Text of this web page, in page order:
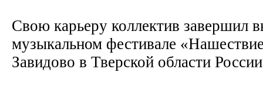
Свою карьеру коллектив завершил
музыкальном фестивале
Завидово в Тверской области